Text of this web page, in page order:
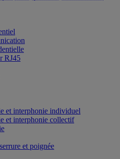
RJ45
et interphonie individuel
et interphonie collectif
et poignée